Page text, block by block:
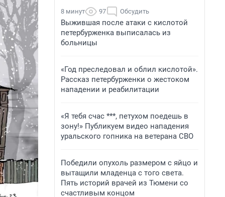
8 минут 97 Обсудить
Выжившая после атаки с кислотой
петербурженка выписалась из
больницы
«Год преследовал и облил кислотой».
Рассказ петербурженки о жестоком
нападении и реабилитации
«Я тебя счас ***, петухом поедешь в
зону!» Публикуем видео нападения
уральского гопника на ветерана СВО
Победили опухоль размером с яйцо и
вытащили младенца с того света.
Пять историй врачей из Тюмени со
счастливым концом